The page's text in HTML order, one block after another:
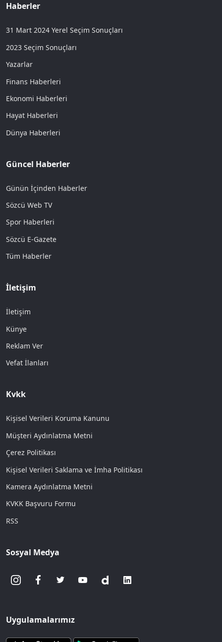
Haberler
31 Mart 2024 Yerel Seçim Sonuçları
2023 Seçim Sonuçları
Yazarlar
Finans Haberleri
Ekonomi Haberleri
Hayat Haberleri
Dünya Haberleri
Güncel Haberler
Günün İçinden Haberler
Sözcü Web TV
Spor Haberleri
Sözcü E-Gazete
Tüm Haberler
İletişim
İletişim
Künye
Reklam Ver
Vefat İlanları
Kvkk
Kişisel Verileri Koruma Kanunu
Müşteri Aydınlatma Metni
Çerez Politikası
Kişisel Verileri Saklama ve İmha Politikası
Kamera Aydınlatma Metni
KVKK Başvuru Formu
RSS
Sosyal Medya
Uygulamalarımız